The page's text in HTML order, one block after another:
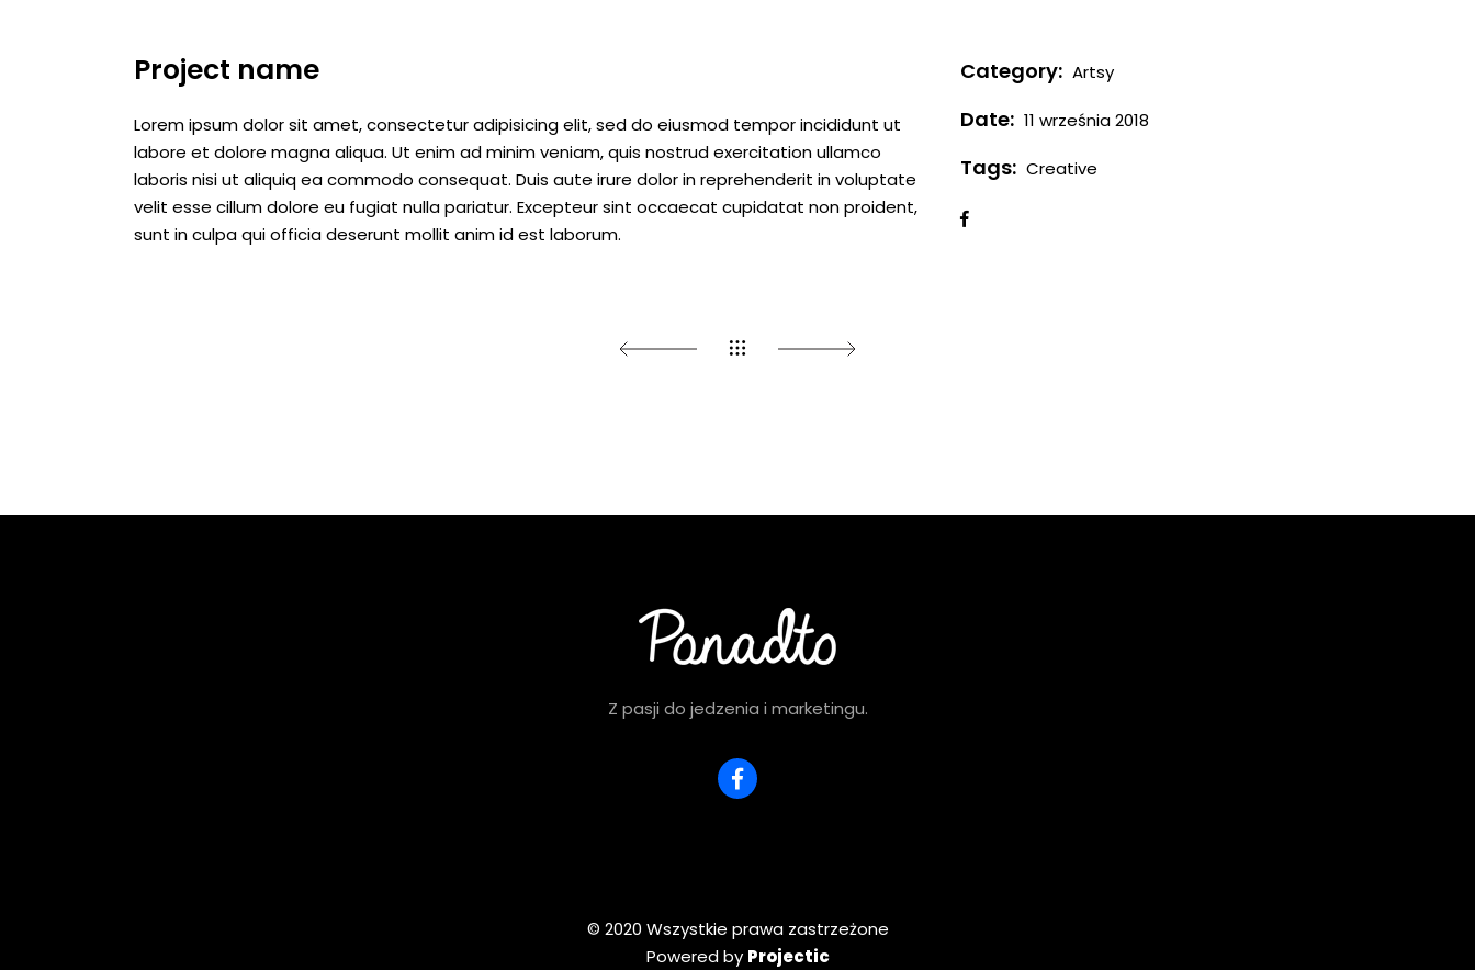
Project name
Lorem ipsum dolor sit amet, consectetur adipisicing elit, sed do eiusmod tempor incididunt ut
labore et dolore magna aliqua. Ut enim ad minim veniam, quis nostrud exercitation ullamco
laboris nisi ut aliquiq ea commodo consequat. Duis aute irure dolor in reprehenderit in voluptate
velit esse cillum dolore eu fugiat nulla pariatur. Excepteur sint occaecat cupidatat non proident,
sunt in culpa qui officia deserunt mollit anim id est laborum.
Category: Artsy
Date: 11 września 2018
Tags: Creative
Z pasji do jedzenia i marketingu.
© 2020 Wszystkie prawa zastrzeżone
Powered by Projectic